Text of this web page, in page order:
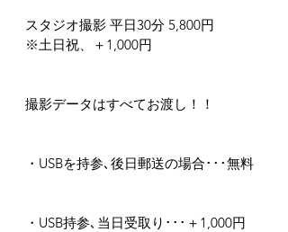
スタジオ撮影 平日30分 5,800円
※土日祝、＋1,000円
撮影データはすべてお渡し！！
・USBを持参､後日郵送の場合･･･無料
・USB持参､当日受取り･･･＋1,000円